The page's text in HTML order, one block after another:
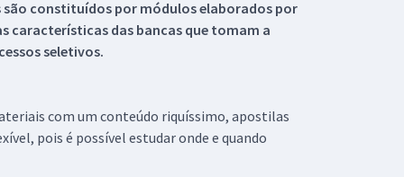
são constituídos por módulos elaborados por
características das bancas que tomam a
seletivos.
com um conteúdo riquíssimo, apostilas
pois é possível estudar onde e quando